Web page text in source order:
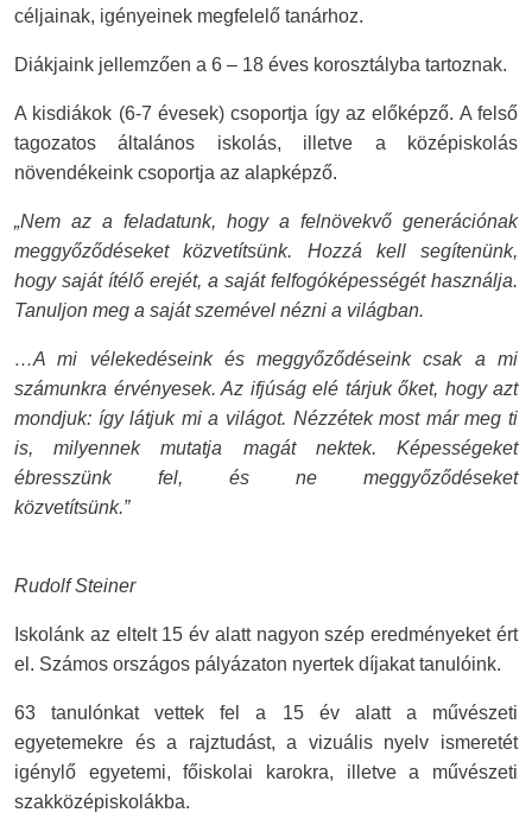
céljainak, igényeinek megfelelő tanárhoz.
Diákjaink jellemzően a 6 – 18 éves korosztályba tartoznak.
A kisdiákok (6-7 évesek) csoportja így az előképző. A felső
tagozatos általános iskolás, illetve a középiskolás
növendékeink csoportja az alapképző.
„Nem az a feladatunk, hogy a felnövekvő generációnak
meggyőződéseket közvetítsünk. Hozzá kell segítenünk,
hogy saját ítélő erejét, a saját felfogóképességét használja.
Tanuljon meg a saját szemével nézni a világban.
…A mi vélekedéseink és meggyőződéseink csak a mi
számunkra érvényesek. Az ifjúság elé tárjuk őket, hogy azt
mondjuk: így látjuk mi a világot. Nézzétek most már meg ti
is, milyennek mutatja magát nektek. Képességeket
ébresszünk fel, és ne meggyőződéseket
közvetítsünk.”
Rudolf Steiner
Iskolánk az eltelt 15 év alatt nagyon szép eredményeket ért
el. Számos országos pályázaton nyertek díjakat tanulóink.
63 tanulónkat vettek fel a 15 év alatt a művészeti
egyetemekre és a rajztudást, a vizuális nyelv ismeretét
igénylő egyetemi, főiskolai karokra, illetve a művészeti
szakközépiskolákba.